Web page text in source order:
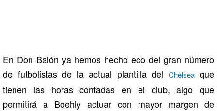
En Don Balón ya hemos hecho eco del gran número
de futbolistas de la actual plantilla del Chelseaque
tienen las horas contadas en el club, algo que
permitirá a Boehly actuar con mayor margen de